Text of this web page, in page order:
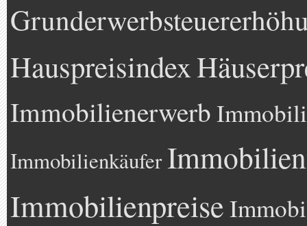
Hauspreisindex
Immobilienerwerb
Immobilienkäufer
Immobilienpreise